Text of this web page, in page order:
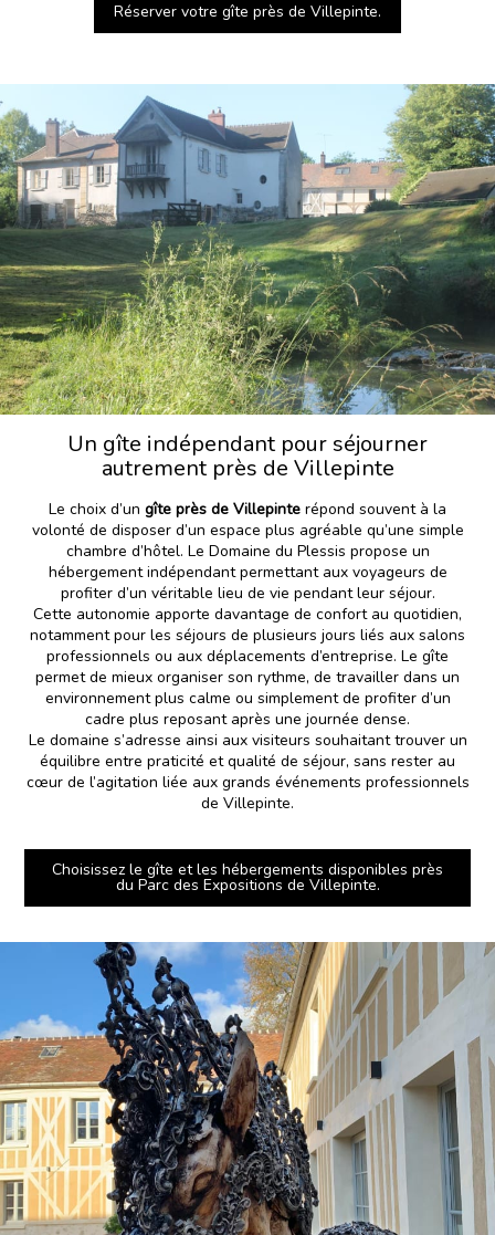
Réserver votre gîte près de Villepinte.
Un gîte indépendant pour séjourner
autrement près de Villepinte
Le choix d’un gîte près de Villepinte répond souvent à la
volonté de disposer d’un espace plus agréable qu’une simple
chambre d’hôtel. Le Domaine du Plessis propose un
hébergement indépendant permettant aux voyageurs de
profiter d’un véritable lieu de vie pendant leur séjour.
Cette autonomie apporte davantage de confort au quotidien,
notamment pour les séjours de plusieurs jours liés aux salons
professionnels ou aux déplacements d’entreprise. Le gîte
permet de mieux organiser son rythme, de travailler dans un
environnement plus calme ou simplement de profiter d’un
cadre plus reposant après une journée dense.
Le domaine s’adresse ainsi aux visiteurs souhaitant trouver un
équilibre entre praticité et qualité de séjour, sans rester au
cœur de l’agitation liée aux grands événements professionnels
de Villepinte.
Choisissez le gîte et les hébergements disponibles près
du Parc des Expositions de Villepinte.